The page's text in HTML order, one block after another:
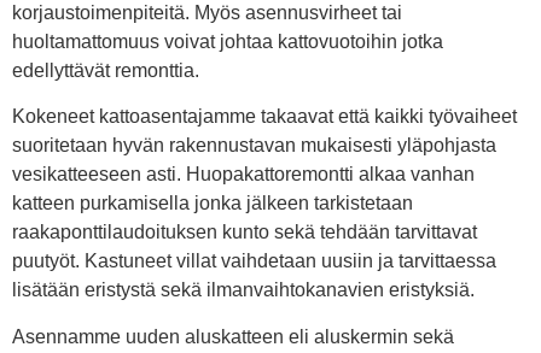
korjaustoimenpiteitä. Myös asennusvirheet tai
huoltamattomuus voivat johtaa kattovuotoihin jotka
edellyttävät remonttia.
Kokeneet kattoasentajamme takaavat että kaikki työvaiheet
suoritetaan hyvän rakennustavan mukaisesti yläpohjasta
vesikatteeseen asti. Huopakattoremontti alkaa vanhan
katteen purkamisella jonka jälkeen tarkistetaan
raakaponttilaudoituksen kunto sekä tehdään tarvittavat
puutyöt. Kastuneet villat vaihdetaan uusiin ja tarvittaessa
lisätään eristystä sekä ilmanvaihtokanavien eristyksiä.
Asennamme uuden aluskatteen eli aluskermin sekä